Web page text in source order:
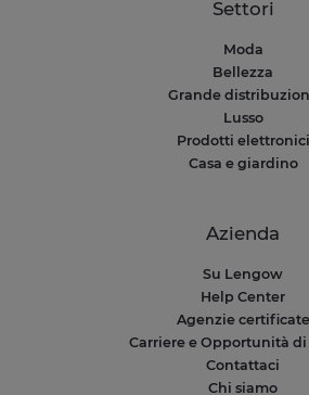
Settori
Moda
Bellezza
Grande
Lusso
Prodotti elettronici
Casa e giardino
Azienda
Su Lengow
Help Center
Agenzie certificate
Carriere e Opportunità di
Contattaci
Chi siamo